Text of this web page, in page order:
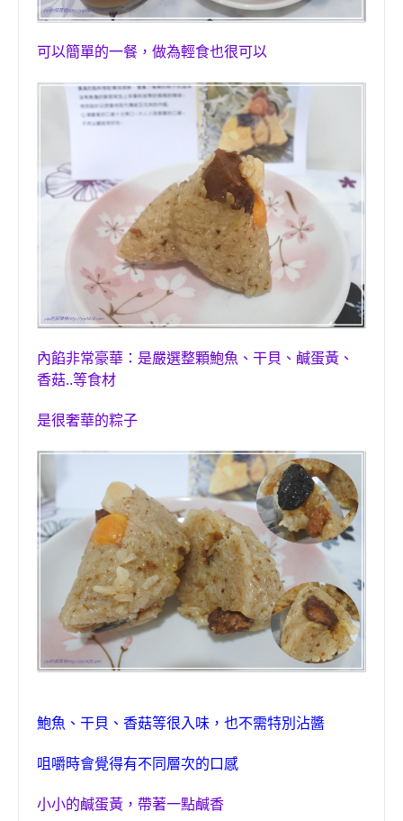
可以簡單的一餐，做為輕食也很可以
內餡非常豪華：是嚴選整顆鮑魚、干貝、鹹蛋黃、
香菇..等食材
是很奢華的粽子
鮑魚、干貝、香菇等很入味，也不需特別沾醬
咀嚼時會覺得有不同層次的口感
小小的鹹蛋黃，帶著一點鹹香